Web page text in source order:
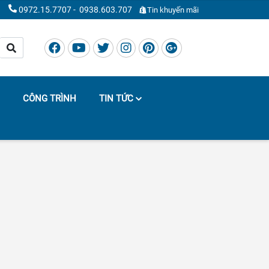
0972.15.7707- 0938.603.707 Tin khuyến mãi
CÔNG TRÌNH TIN TỨC